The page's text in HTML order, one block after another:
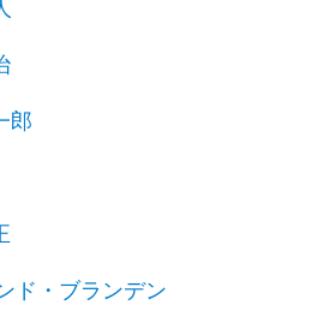
郎
ド・ブランデン